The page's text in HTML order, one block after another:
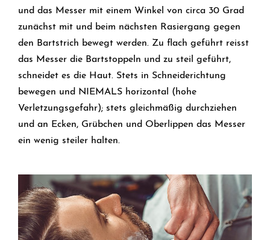
und das Messer mit einem Winkel von circa 30 Grad
zunächst mit und beim nächsten Rasiergang gegen
den Bartstrich bewegt werden. Zu flach geführt reisst
das Messer die Bartstoppeln und zu steil geführt,
schneidet es die Haut. Stets in Schneiderichtung
bewegen und NIEMALS horizontal (hohe
Verletzungsgefahr); stets gleichmäßig durchziehen
und an Ecken, Grübchen und Oberlippen das Messer
ein wenig steiler halten.